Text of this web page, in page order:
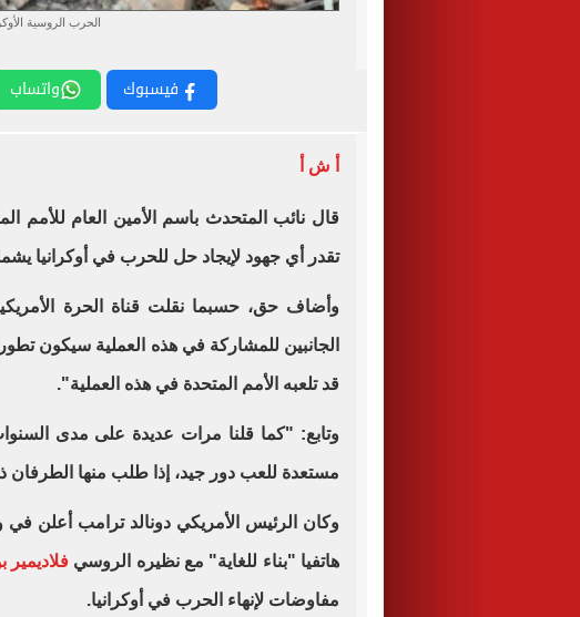
الحرب الروسية
فيسبوك واتساب
أ ش أ
قال نائب المتحدث باسم الأمين العام للأمم
تقدر أي جهود لإيجاد حل للحرب في أوكرانيا
وأضاف حق، حسبما نقلت قناة الحرة
الجانبين للمشاركة في هذه العملية سيكون
قد تلعبه الأمم المتحدة في هذه العملية".
وتابع: "كما قلنا مرات عديدة على مدى
مستعدة للعب دور جيد، إذا طلب منها الطرفان
وكان الرئيس الأمريكي دونالد ترامب أعلن في
هاتفيا "بناء للغاية" مع نظيره الروسي فلاديمير
مفاوضات لإنهاء الحرب في أوكرانيا.